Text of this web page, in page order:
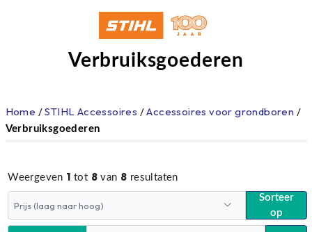
Verbruiksgoederen
Home /STIHL Accessoires /Accessoires voor grondboren /
Verbruiksgoederen
Weergeven 1 tot 8 van 8 resultaten
Sorteer
op